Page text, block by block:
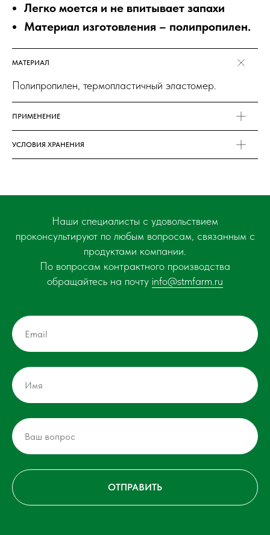
Легко моется и не впитывает запахи
Материал изготовления – полипропилен.
МАТЕРИАЛ
Полипропилен, термопластичный эластомер.
ПРИМЕНЕНИЕ
УСЛОВИЯ ХРАНЕНИЯ
Наши специалисты с удовольствием
проконсультируют по любым вопросам, связанным с
продуктами компании.
По вопросам контрактного производства
обращайтесь на почту info@stmfarm.ru
ОТПРАВИТЬ